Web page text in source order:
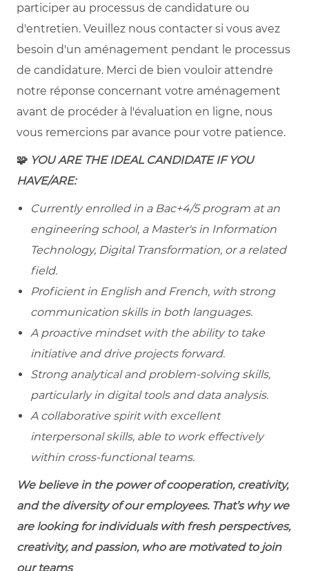
participer au processus de candidature ou
d'entretien. Veuillez nous contacter si vous avez
besoin d'un aménagement pendant le processus
de candidature. Merci de bien vouloir attendre
notre réponse concernant votre aménagement
avant de procéder à l'évaluation en ligne, nous
vous remercions par avance pour votre patience.
🧩 YOU ARE THE IDEAL CANDIDATE IF YOU
HAVE/ARE:
Currently enrolled in a Bac+4/5 program at an
engineering school, a Master's in Information
Technology, Digital Transformation, or a related
field.
Proficient in English and French, with strong
communication skills in both languages.
A proactive mindset with the ability to take
initiative and drive projects forward.
Strong analytical and problem-solving skills,
particularly in digital tools and data analysis.
A collaborative spirit with excellent
interpersonal skills, able to work effectively
within cross-functional teams.
We believe in the power of cooperation, creativity,
and the diversity of our employees. That’s why we
are looking for individuals with fresh perspectives,
creativity, and passion, who are motivated to join
our teams